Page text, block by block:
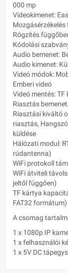
000 mp
Videokimenet:
Mozgásérzékelés
Rögzítés
Kódolási
Audio bemenet:
Audio kimenet:
Videó módok:
Emberi videó
Videó mentés: TF
Riasztás
Riasztási kiváltó
riasztás,
küldése
Hálózati modul:
rúdantenna)
WiFi protokoll
WiFi átviteli
jeltől függően)
TF kártya
FAT32 formátum)
A csomag
1 x 1080p IP
1 x felhasználói
1 x 5V DC